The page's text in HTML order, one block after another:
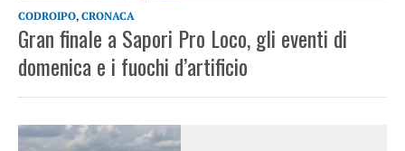
CODROIPO, CRONACA
Gran finale a Sapori Pro Loco, gli eventi di
domenica e i fuochi d’artificio